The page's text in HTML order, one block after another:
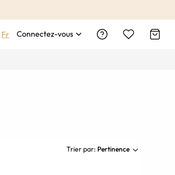
Fr Connectez-vous
Trier par: Pertinence